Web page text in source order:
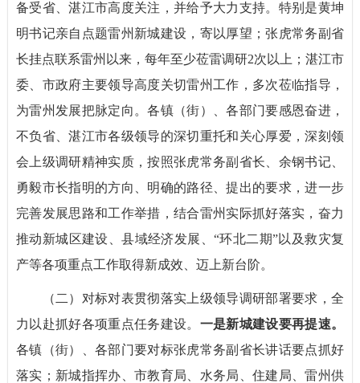
备受省、湛江市高度关注，并给予大力支持。特别是黄坤
明书记亲自点题雷州新城建设，寄以厚望；张虎常务副省
长挂点联系雷州以来，每年至少莅雷调研2次以上；湛江市
委、市政府主要领导高度关切雷州工作，多次莅临指导，
为雷州发展把脉定向。各镇（街）、各部门要感恩奋进，
不负省、湛江市各级领导的深切重托和关心厚爱，深刻领
会上级调研精神实质，按照张虎常务副省长、余钢书记、
勇毅市长指明的方向、明确的路径、提出的要求，进一步
完善发展思路和工作举措，结合雷州实际抓好落实，奋力
推动新城区建设、县域经济发展、“环北二期”以及救灾复
产等各项重点工作取得新成效、迈上新台阶。
（二）对标对表贯彻落实上级领导调研部署要求，全
力以赴抓好各项重点任务建设。 一是新城建设要再提速。
各镇（街）、各部门要对标张虎常务副省长讲话要点抓好
落实；新城指挥办、市教育局、水务局、住建局、雷州供